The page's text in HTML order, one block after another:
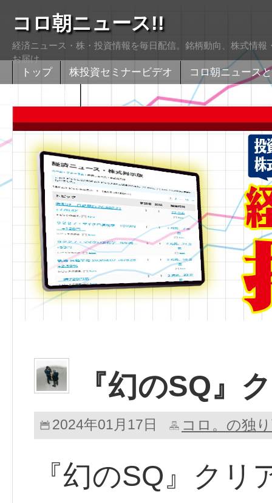
コロ朝ニュース!!
経済ニュース・株・投資情報を毎日配信。銘柄動向、株式情
お届け
トップ 株投資セミナービデオ
コロ朝ニュース
『幻のSQ』
2024年01月17日 コロ。の独
『幻のSQ』クリ